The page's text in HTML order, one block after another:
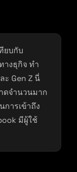
ยบกับ
างธุกิจ ทำ
ะ Gen Z นี่
ดจำนวนมาก
การเข้าถึง
มีผู้ใช้